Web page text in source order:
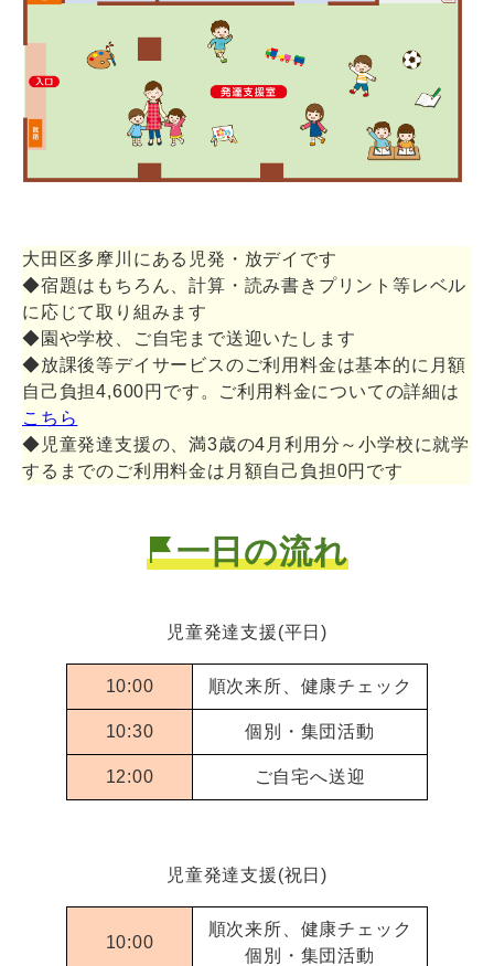
大田区多摩川にある児発・放デイです
◆宿題はもちろん、計算・読み書きプリント等レベル
に応じて取り組みます
◆園や学校、ご自宅まで送迎いたします
◆放課後等デイサービスのご利用料金は基本的に月額
自己負担4,600円です。ご利用料金についての詳細は
こちら
◆児童発達支援の、満3歳の4月利用分～小学校に就学
するまでのご利用料金は月額自己負担0円です
一日の流れ
児童発達支援(平日)
10:00 順次来所、健康チェック
10:30 個別・集団活動
12:00 ご自宅へ送迎
児童発達支援(祝日)
10:00
順次来所、健康チェック
個別・集団活動